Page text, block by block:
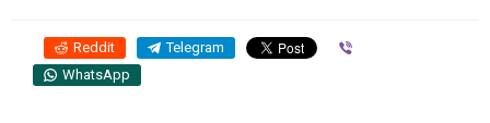
Reddit Telegram
WhatsApp